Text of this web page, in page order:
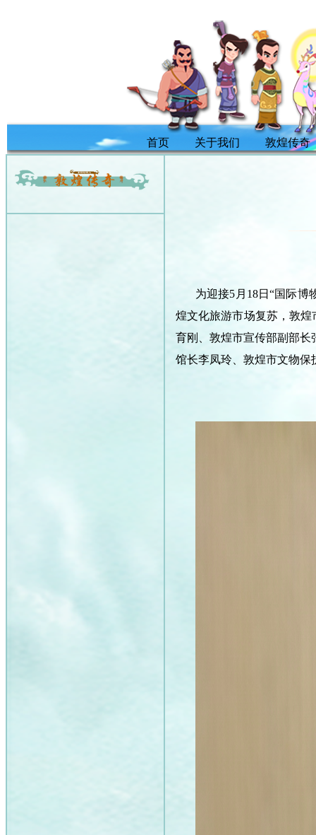
首页 关于我们 敦煌传奇
为迎接5月18日“国际博
煌文化旅游市场复苏，敦煌
育刚、敦煌市宣传部副部
馆长李凤玲、敦煌市文物